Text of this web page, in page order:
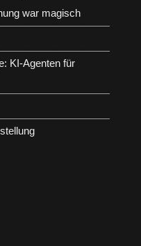
war magisch
KI-Agenten für